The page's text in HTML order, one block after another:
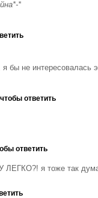
*
бы не интересовалась
ответить
ответить
я тоже так